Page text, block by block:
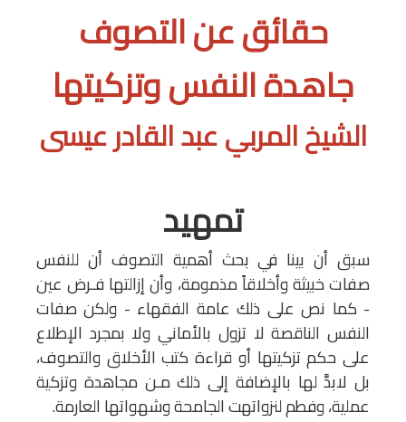
حقائق عن التصوف
جاهدة النفس وتزكيتها
الشيخ المربي عبد القادر عيسى
تمهيد
سبق أن بينا في بحث أهمية التصوف أن للنفس
صفات خبيثة وأخلاقاً مذمومة، وأن إزالتها فـرض عين
- كما نص على ذلك عامة الفقهاء - ولكن صفات
النفس الناقصة لا تزول بالأماني ولا بمجرد الإطلاع
على حكم تزكيتها أو قراءة كتب الأخلاق والتصوف،
بل لابدَّ لها بالإضافة إلى ذلك مـن مجاهدة وتزكية
عملية، وفطم لنزواتهت الجامحة وشهواتها العارمة.